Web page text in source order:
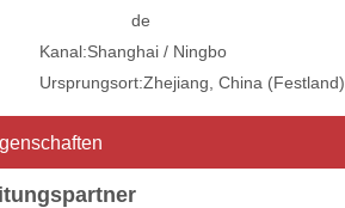
de
Kanal:Shanghai / Ningbo
Ursprungsort:Zhejiang, China (Festland)